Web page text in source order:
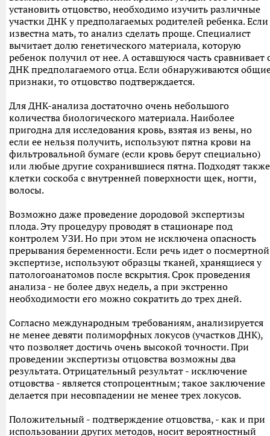
установить отцовство, необходимо изучить различные
участки ДНК у предполагаемых родителей ребенка. Если
известна мать, то анализ сделать проще. Специалист
вычитает долю генетического материала, которую
ребенок получил от нее. А оставшуюся часть сравнивает
ДНК предполагаемого отца. Если обнаруживаются
признаки, то отцовство подтверждается.
Для ДНК-анализа достаточно очень небольшого
количества биологического материала. Наиболее
пригодна для исследования кровь, взятая из вены, но
если ее нельзя получить, используют пятна крови на
фильтровальной бумаге (если кровь берут специально)
или любые другие сохранившиеся пятна. Подходят также
клетки соскоба с внутренней поверхности щек, ногти,
волосы.
Возможно даже проведение дородовой экспертизы
плода. Эту процедуру проводят в стационаре под
контролем УЗИ. Но при этом не исключена опасность
прерывания беременности. Если речь идет о посмертной
экспертизе, используют образцы тканей, хранящиеся у
патологоанатомов после вскрытия. Срок проведения
анализа - не более двух недель, а при экстренно
необходимости его можно сократить до трех дней.
Согласно международным требованиям, анализируется
не менее девяти полиморфных локусов (участков ДНК),
что позволяет достичь очень высокой точности. При
проведении экспертизы отцовства возможны два
результата. Отрицательный результат - исключение
отцовства - является стопроцентным; такое заключение
делается при несовпадении не менее трех локусов.
Положительный - подтверждение отцовства, - как и при
использовании других методов, носит вероятностный